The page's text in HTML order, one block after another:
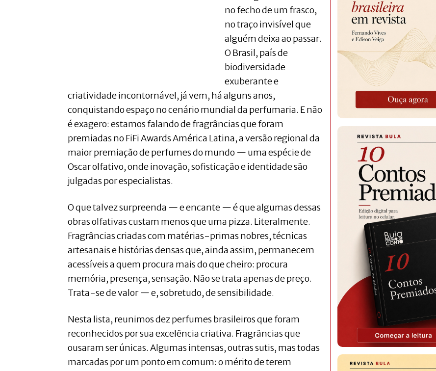
no fecho de um frasco,
no traço invisível que
alguém deixa ao passar.
O Brasil, país de
biodiversidade
exuberante e
criatividade incontornável, já vem, há alguns anos,
conquistando espaço no cenário mundial da perfumaria. E não
é exagero: estamos falando de fragrâncias que foram
premiadas no FiFi Awards América Latina, a versão regional da
maior premiação de perfumes do mundo — uma espécie de
Oscar olfativo, onde inovação, sofisticação e identidade são
julgadas por especialistas.
O que talvez surpreenda — e encante — é que algumas dessas
obras olfativas custam menos que uma pizza. Literalmente.
Fragrâncias criadas com matérias-primas nobres, técnicas
artesanais e histórias densas que, ainda assim, permanecem
acessíveis a quem procura mais do que cheiro: procura
memória, presença, sensação. Não se trata apenas de preço.
Trata-se de valor — e, sobretudo, de sensibilidade.
Nesta lista, reunimos dez perfumes brasileiros que foram
reconhecidos por sua excelência criativa. Fragrâncias que
ousaram ser únicas. Algumas intensas, outras sutis, mas todas
marcadas por um ponto em comum: o mérito de terem